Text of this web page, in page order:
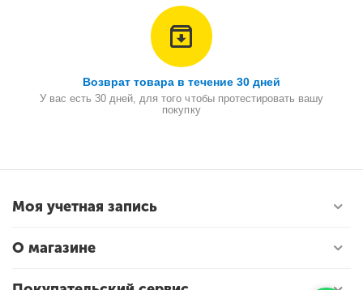
Возврат товара в течение 30 дней
У вас есть 30 дней, для того чтобы протестировать вашу
покупку
Моя учетная запись
О магазине